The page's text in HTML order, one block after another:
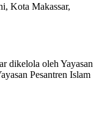
Kota Makassar,
dikelola oleh Yayasan
Pesantren Islam